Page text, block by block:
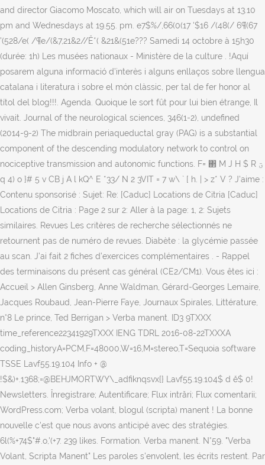
and director Giacomo Moscato, which will air on Tuesdays at 13.10
pm and Wednesdays at 19.55. pm. e7$%/,66(0(17 '$16 /(48(/ 6¶(67
'(528/e( /¶e/(&7,21&2//Ê*( &21&(51e??? Samedi 14 octobre à 15h30
(durée: 1h) Les musées nationaux - Ministère de la culture . !Aquí
posarem alguna informació d’interès i alguns enllaços sobre llengua
catalana i literatura i sobre el món clàssic, per tal de fer honor al
títol del blog!!!. Agenda. Quoique le sort fût pour lui bien étrange, Il
vivait. Journal of the neurological sciences, 346(1-2), undefined
(2014-9-2) The midbrain periaqueductal gray (PAG) is a substantial
component of the descending modulatory network to control on
nociceptive transmission and autonomic functions. F= ΂ M J H $ R ؾ
q 4) o }# 5 v CB j A l kQ^ E *33/ N 2 3VIT = 7 w\ ` [ h. | > z* V ? J'aime :
Contenu sponsorisé : Sujet: Re: [Caduc] Locations de Citria [Caduc]
Locations de Citria : Page 2 sur 2: Aller à la page: 1, 2: Sujets
similaires. Revues Les critères de recherche sélectionnés ne
retournent pas de numéro de revues. Diabète : la glycémie passée
au scan. J’ai fait 2 fiches d’exercices complémentaires . - Rappel
des terminaisons du présent cas général (CE2/CM1). Vous êtes ici :
Accueil > Allen Ginsberg, Anne Waldman, Gérard-Georges Lemaire,
Jacques Roubaud, Jean-Pierre Faye, Journaux Spirales, Littérature,
n°8 Le prince, Ted Berrigan > Verba manent. ID3 9TXXX
time_reference22341929TXXX IENG TDRL 2016-08-22TXXXA
coding_historyA=PCM,F=48000,W=16,M=stereo,T=Sequoia software
TSSE Lavf55.19.104 Info + @
!$&)+.1368;=@BEHJMORTWY\_adfiknqsvx{} Lavf55.19.104$ d ĕ$ 0!
Newsletters. Înregistrare; Autentificare; Flux intrări; Flux comentarii;
WordPress.com; Verba volant, blogul (scripta) manent ! La bonne
nouvelle c'est que nous avons anticipé avec des stratégies.
6l(%+74$"#.o,'(+7. 239 likes. Formation. Verba manent. N°59. "Verba
Volant, Scripta Manent" Les paroles s'envolent, les écrits restent. Par